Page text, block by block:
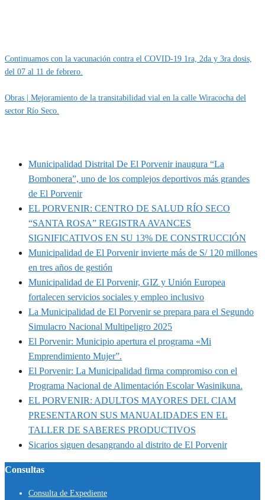
Continuamos con la vacunación contra el COVID-19 1ra, 2da y 3ra dosis,
del 07 al 11 de febrero.
Obras | Mejoramiento de la transitabilidad vial en la calle Wiracocha del
sector Río Seco.
Municipalidad Distrital De El Porvenir inaugura “La
Bombonera”, uno de los complejos deportivos más grandes
de El Porvenir
EL PORVENIR: CENTRO DE SALUD RÍO SECO
“SANTA ROSA” REGISTRA AVANCES
SIGNIFICATIVOS EN SU 13% DE CONSTRUCCIÓN
Municipalidad de El Porvenir invierte más de S/ 120 millones
en tres años de gestión
Municipalidad de El Porvenir, GIZ y Unión Europea
fortalecen servicios sociales y empleo inclusivo
La Municipalidad de El Porvenir se prepara para el Segundo
Simulacro Nacional Multipeligro 2025
El Porvenir: Municipio apertura el programa «Mi
Emprendimiento Mujer”.
El Porvenir: La Municipalidad firma compromiso con el
Programa Nacional de Alimentación Escolar Wasinikuna.
EL PORVENIR: ADULTOS MAYORES DEL CIAM
PRESENTARON SUS MANUALIDADES EN EL
TALLER DE SABERES PRODUCTIVOS
Sicarios siguen desangrando al distrito de El Porvenir
Consultas
Consulta de Expediente